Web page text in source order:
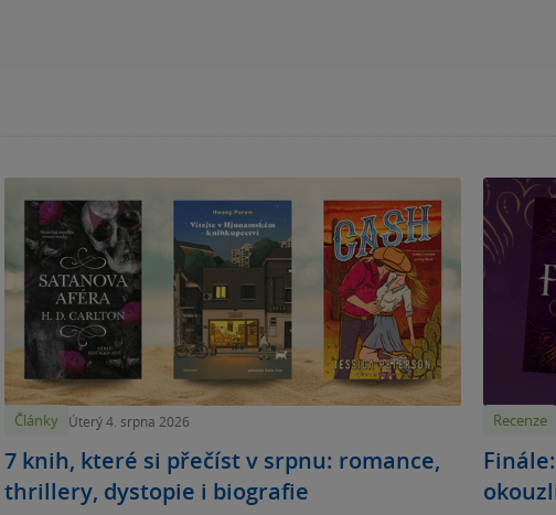
Články Úterý 4. srpna 2026
7 knih, které si přečíst v srpnu: romance,
thrillery, dystopie i biografie
Recenze